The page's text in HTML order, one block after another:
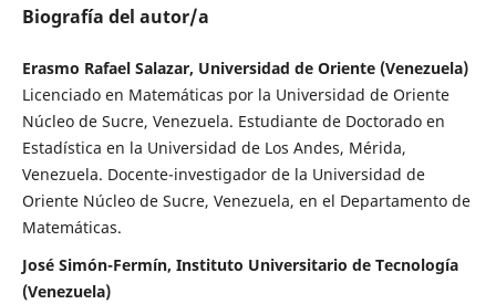
Biografía del autor/a
Erasmo Rafael Salazar, Universidad de Oriente (Venezuela)
Licenciado en Matemáticas por la Universidad de Oriente
Núcleo de Sucre, Venezuela. Estudiante de Doctorado en
Estadística en la Universidad de Los Andes, Mérida,
Venezuela. Docente-investigador de la Universidad de
Oriente Núcleo de Sucre, Venezuela, en el Departamento de
Matemáticas.
José Simón-Fermín, Instituto Universitario de Tecnología
(Venezuela)